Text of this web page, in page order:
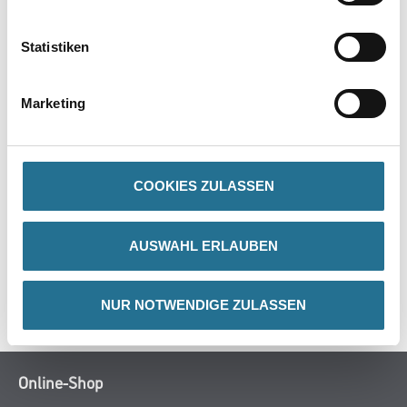
Statistiken
Marketing
COOKIES ZULASSEN
AUSWAHL ERLAUBEN
NUR NOTWENDIGE ZULASSEN
PRODUKTEIGENSCHAFTEN
ZUSATZINFOS
GEFAHRENHINWEISE
SPEZIFIKATIONEN
Online-Shop